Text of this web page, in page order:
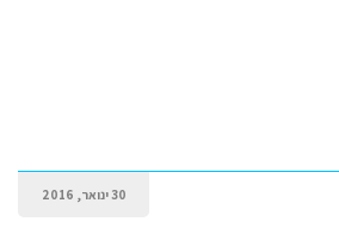
30 ינואר, 2016